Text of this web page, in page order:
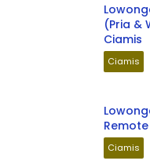
(Pria &
Ciamis
Ciamis
Remote
Ciamis